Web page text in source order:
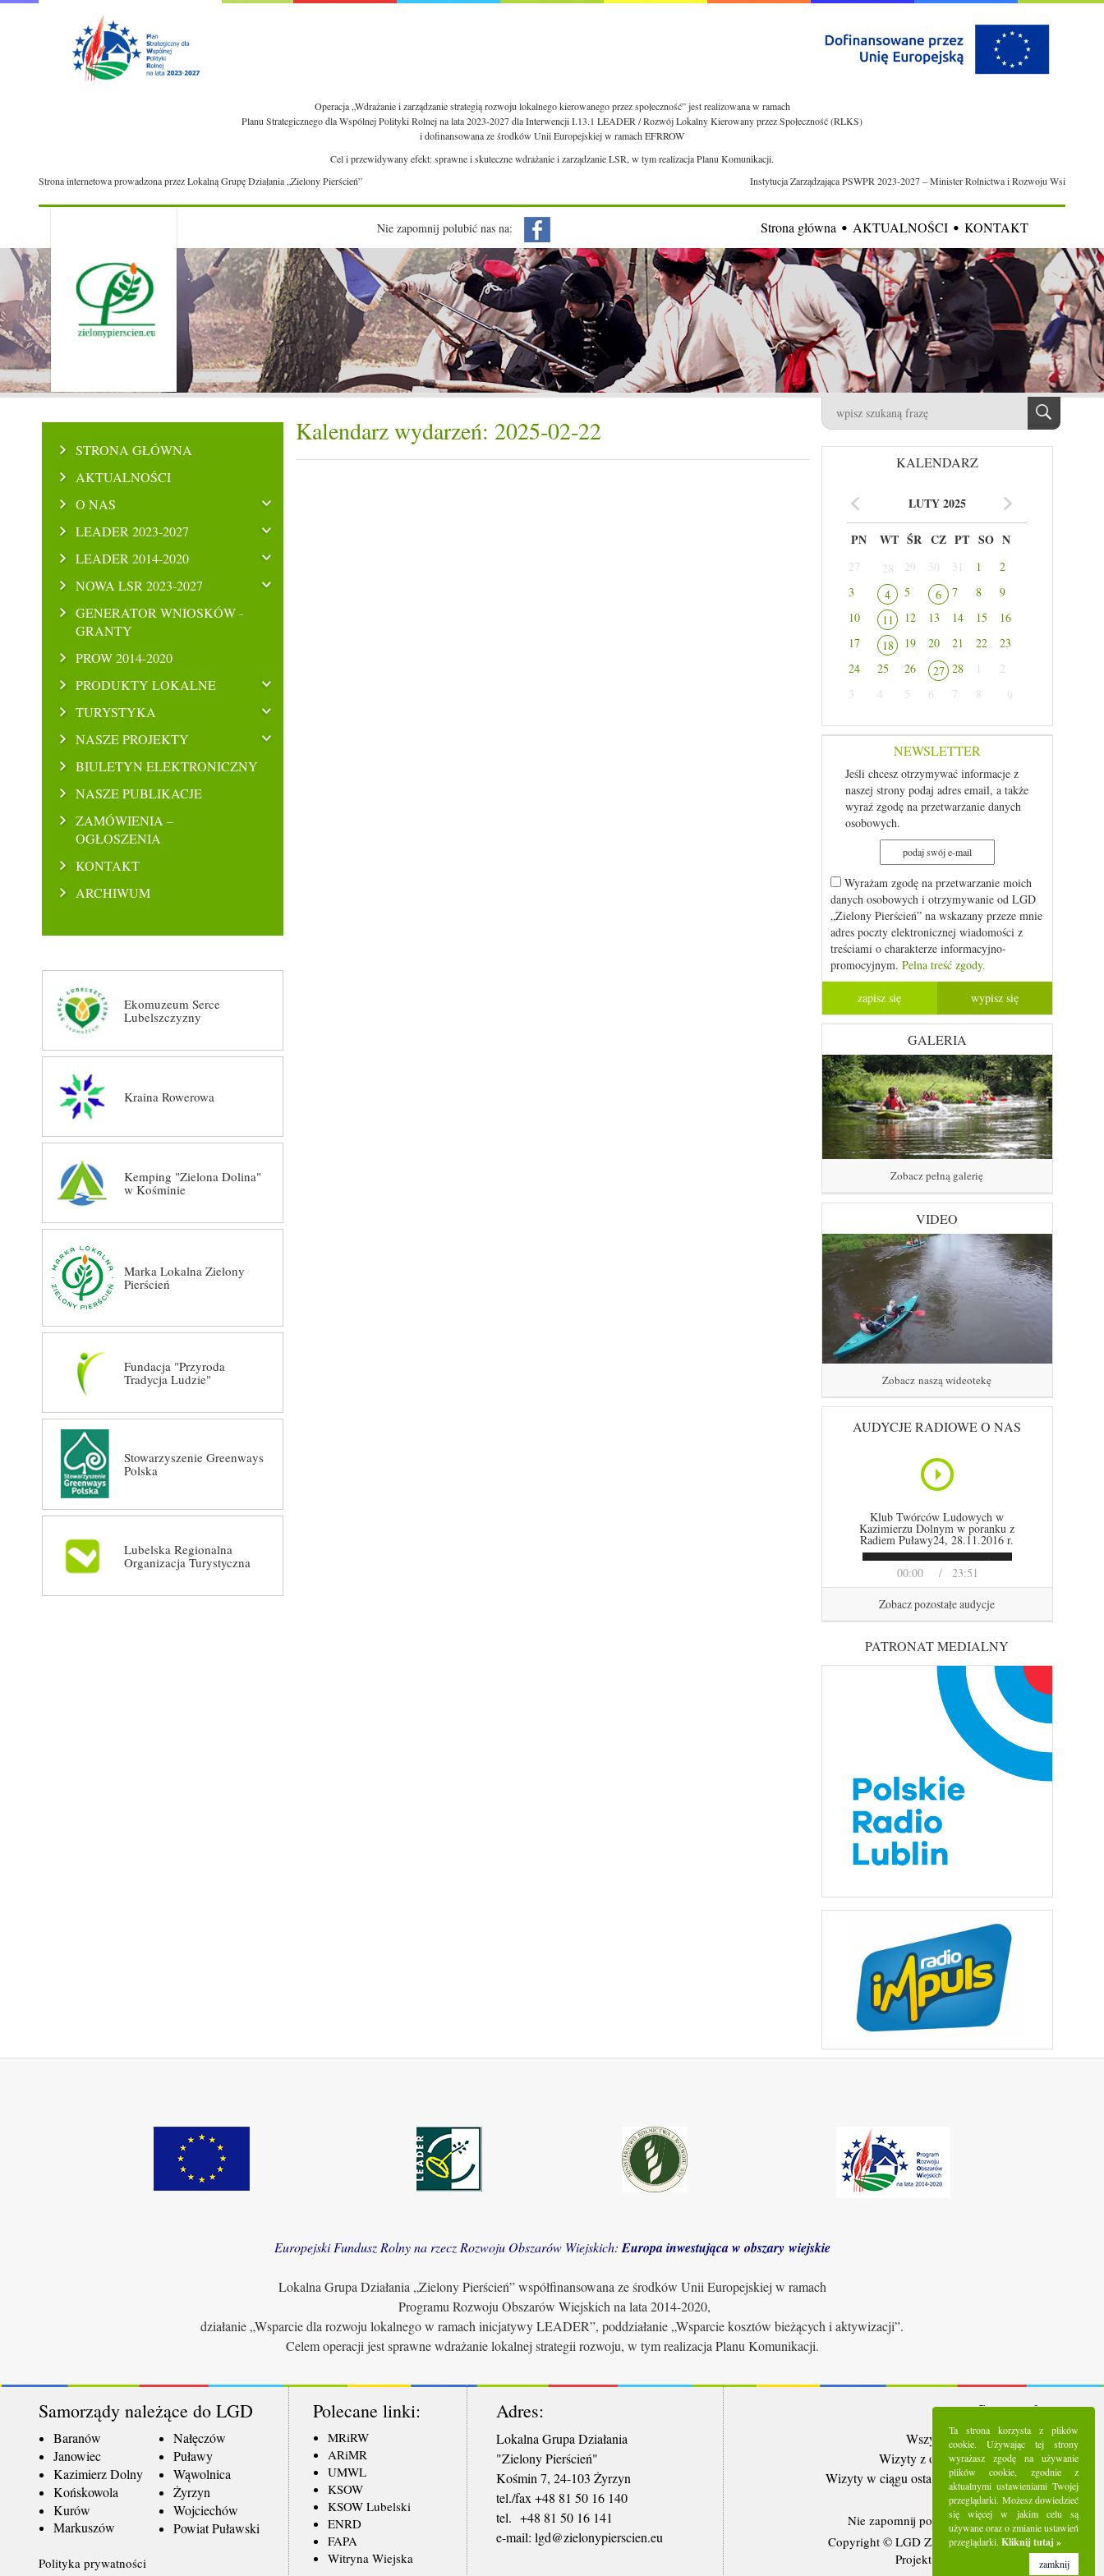
Operacja „Wdrażanie i zarządzanie strategią rozwoju lokalnego kierowanego przez społeczność” jest realizowana w ramach
Planu Strategicznego dla Wspólnej Polityki Rolnej na lata 2023-2027 dla Interwencji I.13.1 LEADER / Rozwój Lokalny Kierowany przez Społeczność (RLKS)
i dofinansowana ze środków Unii Europejskiej w ramach EFRROW
Cel i przewidywany efekt: sprawne i skuteczne wdrażanie i zarządzanie LSR, w tym realizacja Planu Komunikacji.
Strona internetowa prowadzona przez Lokalną Grupę Działania „Zielony Pierścień”
Instytucja Zarządzająca PSWPR 2023-2027 – Minister Rolnictwa i Rozwoju Wsi
Nie zapomnij polubić nas na: Strona główna AKTUALNOŚCI KONTAKT
STRONA GŁÓWNA
AKTUALNOŚCI
O NAS
LEADER 2023-2027
LEADER 2014-2020
NOWA LSR 2023-2027
GENERATOR WNIOSKÓW -
GRANTY
PROW 2014-2020
PRODUKTY LOKALNE
TURYSTYKA
NASZE PROJEKTY
BIULETYN ELEKTRONICZNY
NASZE PUBLIKACJE
ZAMÓWIENIA –
OGŁOSZENIA
KONTAKT
ARCHIWUM
Ekomuzeum Serce
Lubelszczyzny
Kraina Rowerowa
Kemping "Zielona Dolina"
w Kośminie
Marka Lokalna Zielony
Pierścień
Fundacja "Przyroda
Tradycja Ludzie"
Stowarzyszenie Greenways
Polska
Lubelska Regionalna
Organizacja Turystyczna
Kalendarz wydarzeń: 2025-02-22
KALENDARZ
LUTY 2025
PN WT ŚR CZ PT SO N
27 28 29 30 31 1
2
3
4 5 6 7 8
9
10
11 12 13 14 15
16
17
18 19 20 21 22
23
24
25 26 27 28 1
2
3
4 5 6 7 8 9
NEWSLETTER
Jeśli chcesz otrzymywać informacje z
naszej strony podaj adres email, a także
wyraź zgodę na przetwarzanie danych
osobowych.
Wyrażam zgodę na przetwarzanie moich
danych osobowych i otrzymywanie od LGD
„Zielony Pierścień” na wskazany przeze mnie
adres poczty elektronicznej wiadomości z
treściami o charakterze informacyjno-
promocyjnym. Pelna treść zgody.
GALERIA
Zobacz pełną galerię
VIDEO
Zobacz naszą wideotekę
AUDYCJE RADIOWE O NAS
00:00 23:51
Klub Twórców Ludowych w
Kazimierzu Dolnym w poranku z
Radiem Puławy24, 28.11.2016 r.
Zobacz pozostałe audycje
PATRONAT MEDIALNY
Europejski Fundusz Rolny na rzecz Rozwoju Obszarów Wiejskich: Europa inwestująca w obszary wiejskie
Lokalna Grupa Działania „Zielony Pierścień” współfinansowana ze środków Unii Europejskiej w ramach
Programu Rozwoju Obszarów Wiejskich na lata 2014-2020,
działanie „Wsparcie dla rozwoju lokalnego w ramach inicjatywy LEADER”, poddziałanie „Wsparcie kosztów bieżących i aktywizacji”.
Celem operacji jest sprawne wdrażanie lokalnej strategii rozwoju, w tym realizacja Planu Komunikacji.
Samorządy należące do LGD
Baranów
Janowiec
Kazimierz Dolny
Końskowola
Kurów
Markuszów
Nałęczów
Puławy
Wąwolnica
Żyrzyn
Wojciechów
Powiat Puławski
Polecane linki:
MRiRW
ARiMR
UMWL
KSOW
KSOW Lubelski
ENRD
FAPA
Witryna Wiejska
Adres:
Lokalna Grupa Działania
"Zielony Pierścień"
Kośmin 7, 24-103 Żyrzyn
tel./fax +48 81 50 16 140
tel. +48 81 50 16 141
​e-mail: lgd@zielonypierscien.eu
Statystyki:
Wszystkie wizyty: 5287698
Wizyty z ostatnich 30 dni: 92496
Wizyty w ciągu ostatniego tygodnia:
20785
Użytkownicy online: 5
Nie zapomnij polubić nas na Facebooku
Copyright © LGD Zielony Pierścień - 2016.
Projekt i wykonanie - Freeline.
Polityka prywatności
Ta strona korzysta z plików
cookie. Używając tej strony
wyrażasz zgodę na używanie
plików cookie, zgodnie z
aktualnymi ustawieniami Twojej
przeglądarki. Możesz dowiedzieć
się więcej w jakim celu są
używane oraz o zmianie ustawień
przeglądarki. Kliknij tutaj »
zamknij